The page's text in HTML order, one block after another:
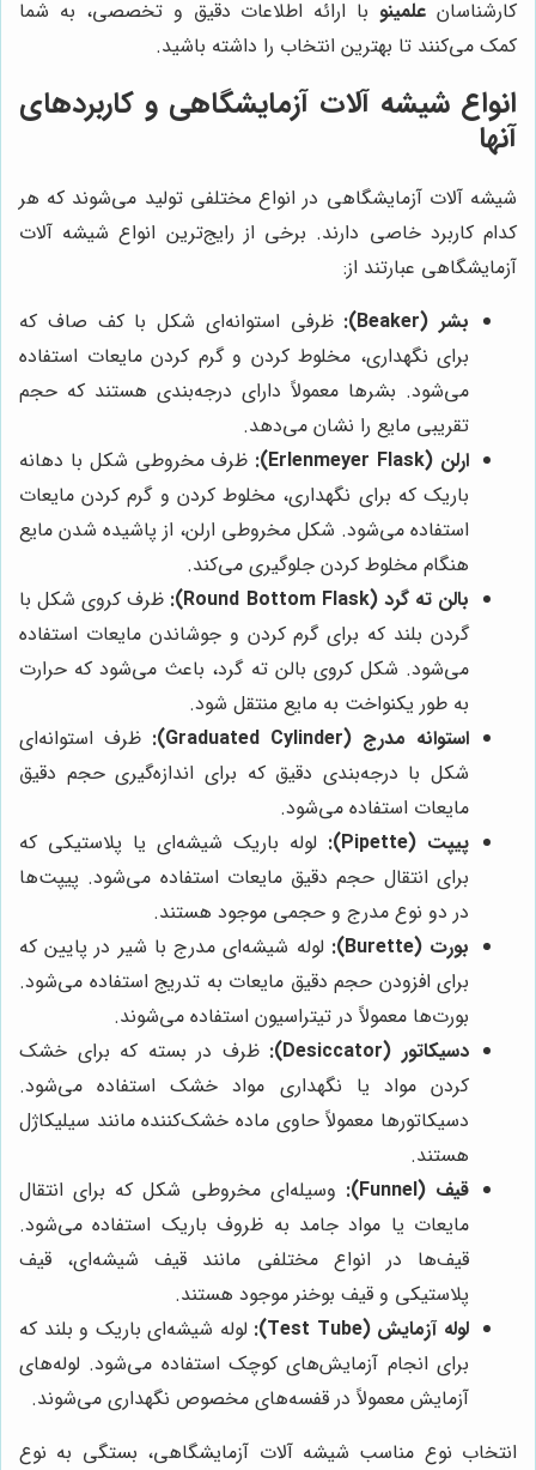
کارشناسان علمینوبا ارائه اطلاعات دقیق و تخصصی، به شما
کمک می‌کنند تا بهترین انتخاب را داشته باشید.
انواع شیشه آلات آزمایشگاهی و کاربردهای
آنها
شیشه آلات آزمایشگاهی در انواع مختلفی تولید می‌شوند که هر
کدام کاربرد خاصی دارند. برخی از رایج‌ترین انواع شیشه آلات
آزمایشگاهی عبارتند از:
بشر (Beaker):
ظرفی استوانه‌ای شکل با کف صاف که
برای نگهداری، مخلوط کردن و گرم کردن مایعات استفاده
می‌شود. بشرها معمولاً دارای درجه‌بندی هستند که حجم
تقریبی مایع را نشان می‌دهد.
ارلن (Erlenmeyer Flask):
ظرف مخروطی شکل با دهانه
باریک که برای نگهداری، مخلوط کردن و گرم کردن مایعات
استفاده می‌شود. شکل مخروطی ارلن، از پاشیده شدن مایع
هنگام مخلوط کردن جلوگیری می‌کند.
بالن ته گرد (Round Bottom Flask):
ظرف کروی شکل با
گردن بلند که برای گرم کردن و جوشاندن مایعات استفاده
می‌شود. شکل کروی بالن ته گرد، باعث می‌شود که حرارت
به طور یکنواخت به مایع منتقل شود.
استوانه مدرج (Graduated Cylinder):
ظرف استوانه‌ای
شکل با درجه‌بندی دقیق که برای اندازه‌گیری حجم دقیق
مایعات استفاده می‌شود.
پیپت (Pipette):
لوله باریک شیشه‌ای یا پلاستیکی که
برای انتقال حجم دقیق مایعات استفاده می‌شود. پیپت‌ها
در دو نوع مدرج و حجمی موجود هستند.
بورت (Burette):
لوله شیشه‌ای مدرج با شیر در پایین که
برای افزودن حجم دقیق مایعات به تدریج استفاده می‌شود.
بورت‌ها معمولاً در تیتراسیون استفاده می‌شوند.
دسیکاتور (Desiccator):
ظرف در بسته که برای خشک
کردن مواد یا نگهداری مواد خشک استفاده می‌شود.
دسیکاتورها معمولاً حاوی ماده خشک‌کننده مانند سیلیکاژل
هستند.
قیف (Funnel):
وسیله‌ای مخروطی شکل که برای انتقال
مایعات یا مواد جامد به ظروف باریک استفاده می‌شود.
قیف‌ها در انواع مختلفی مانند قیف شیشه‌ای، قیف
پلاستیکی و قیف بوخنر موجود هستند.
لوله آزمایش (Test Tube):
لوله شیشه‌ای باریک و بلند که
برای انجام آزمایش‌های کوچک استفاده می‌شود. لوله‌های
آزمایش معمولاً در قفسه‌های مخصوص نگهداری می‌شوند.
انتخاب نوع مناسب شیشه آلات آزمایشگاهی، بستگی به نوع